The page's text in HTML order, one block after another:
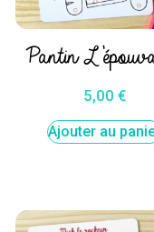
Pantin
5,00 €
Ajouter au